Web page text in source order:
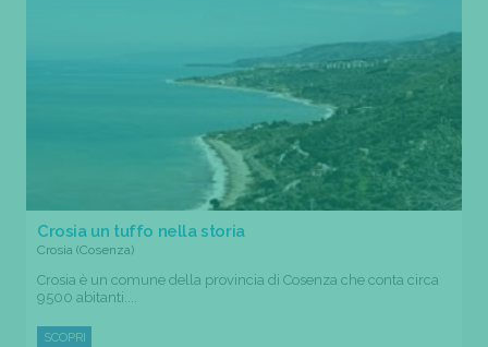
Crosia un tuffo nella storia
Crosia (Cosenza)
Crosia è un comune della provincia di Cosenza che conta circa
9500 abitanti....
SCOPRI